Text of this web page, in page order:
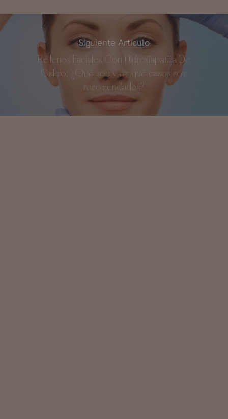
Siguiente Artículo
Rellenos Faciales Con Hidroxiapatita De
Calcio: ¿Qué son y en qué casos son
recomendados?